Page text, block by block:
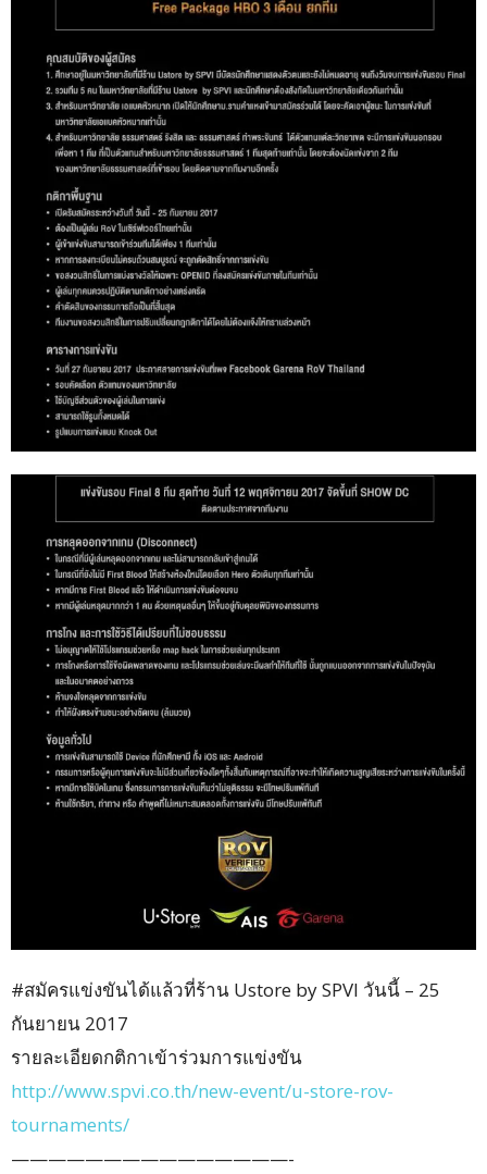
#สมัครแข่งขันได้แล้วที่ร้าน Ustore by SPVI วันนี้ – 25
กันยายน 2017
รายละเอียดกติกาเข้าร่วมการแข่งขัน
http://www.spvi.co.th/new-event/u-store-rov-
tournaments/
———————————————-